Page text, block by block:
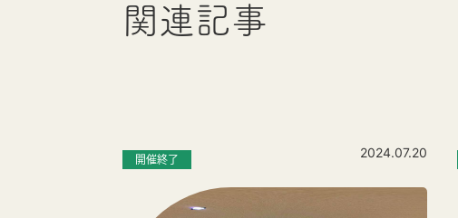
関連記事
開催終了 2024.07.20